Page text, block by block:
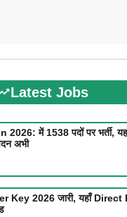
Latest Jobs
में 1538 पदों पर भर्ती,
अभी
Key 2026 जारी, यहाँ